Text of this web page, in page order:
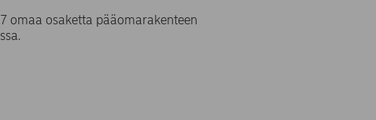
omaa osaketta pääomarakenteen